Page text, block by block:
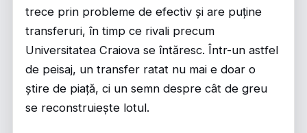
trece prin probleme de efectiv și are puține
transferuri, în timp ce rivali precum
Universitatea Craiova se întăresc. Într-un astfel
de peisaj, un transfer ratat nu mai e doar o
știre de piață, ci un semn despre cât de greu
se reconstruiește lotul.